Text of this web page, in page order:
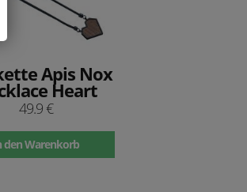
Apis Nox
Heart
49.9 €
den Warenkorb